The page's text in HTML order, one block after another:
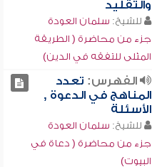
والتقليد
للشيخ: سلمان العودة
جزء من محاضرة ( الطريقة
المثلى للتفقه في الدين)
الفهرس: تعدد
المناهج في الدعوة ,
الأسئلة
للشيخ: سلمان العودة
جزء من محاضرة ( دعاة في
البيوت)